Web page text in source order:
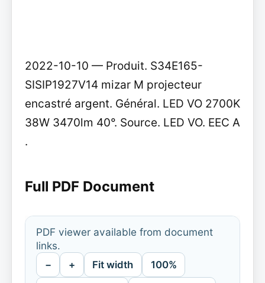
2022-10-10 — Produit. S34E165-
SISIP1927V14 mizar M projecteur
encastré argent. Général. LED VO 2700K
38W 3470lm 40°. Source. LED VO. EEC A
.
Full PDF Document
PDF viewer available from document
links.
− + Fit width 100%